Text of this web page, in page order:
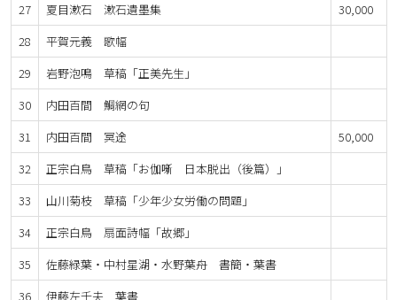
27
夏目漱石 漱石遺墨集
30,000
28
平賀元義 歌幅
29
岩野泡鳴 草稿「正美先生」
30
内田百間 鯛網の句
31
内田百間 冥途
50,000
32
正宗白鳥 草稿「お伽噺 日本脱出（後篇）」
33
山川菊枝 草稿「少年少女労働の問題」
34
正宗白鳥 扇面詩幅「故郷」
35
佐藤緑葉・中村星湖・水野葉舟 書簡・葉書
36
伊藤左千夫 葉書